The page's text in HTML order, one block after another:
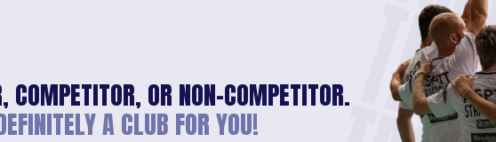
COMPETITOR, OR NON-COMPETITOR.
A CLUB FOR YOU!